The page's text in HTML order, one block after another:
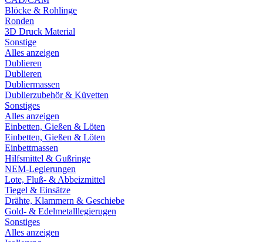
Blöcke & Rohlinge
Ronden
3D Druck Material
Sonstige
Alles anzeigen
Dublieren
Dublieren
Dubliermassen
Dublierzubehör & Küvetten
Sonstiges
Alles anzeigen
Einbetten, Gießen & Löten
Einbetten, Gießen & Löten
Einbettmassen
Hilfsmittel & Gußringe
NEM-Legierungen
Lote, Fluß- & Abbeizmittel
Tiegel & Einsätze
Drähte, Klammern & Geschiebe
Gold- & Edelmetalllegierugen
Sonstiges
Alles anzeigen